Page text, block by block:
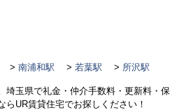
南浦和駅 若葉駅 所沢駅
埼玉県で礼金・仲介手数料・更新料・保
UR賃貸住宅でお探しください！